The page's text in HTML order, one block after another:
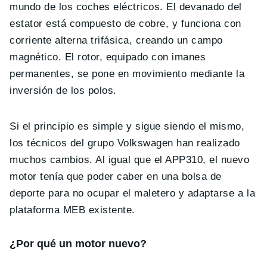
mundo de los coches eléctricos. El devanado del
estator está compuesto de cobre, y funciona con
corriente alterna trifásica, creando un campo
magnético. El rotor, equipado con imanes
permanentes, se pone en movimiento mediante la
inversión de los polos.
Si el principio es simple y sigue siendo el mismo,
los técnicos del grupo Volkswagen han realizado
muchos cambios. Al igual que el APP310, el nuevo
motor tenía que poder caber en una bolsa de
deporte para no ocupar el maletero y adaptarse a la
plataforma MEB existente.
¿Por qué un motor nuevo?